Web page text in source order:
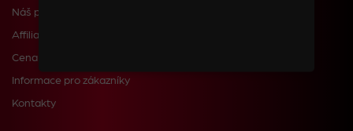
Náš příběh
Affiliate
Cena dopravy a poštovného
Informace pro zákazníky
Kontakty